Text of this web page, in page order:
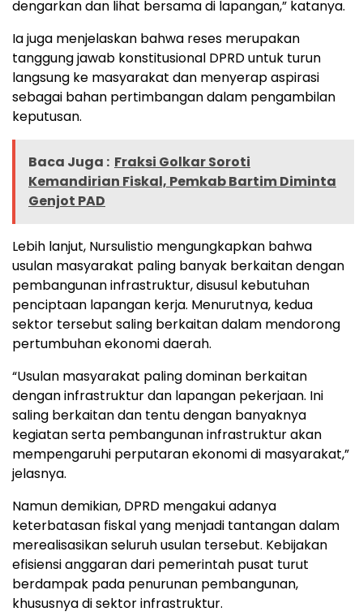
dengarkan dan lihat bersama di lapangan,” katanya.
Ia juga menjelaskan bahwa reses merupakan
tanggung jawab konstitusional DPRD untuk turun
langsung ke masyarakat dan menyerap aspirasi
sebagai bahan pertimbangan dalam pengambilan
keputusan.
Baca Juga : Fraksi Golkar Soroti
Kemandirian Fiskal, Pemkab Bartim Diminta
Genjot PAD
Lebih lanjut, Nursulistio mengungkapkan bahwa
usulan masyarakat paling banyak berkaitan dengan
pembangunan infrastruktur, disusul kebutuhan
penciptaan lapangan kerja. Menurutnya, kedua
sektor tersebut saling berkaitan dalam mendorong
pertumbuhan ekonomi daerah.
“Usulan masyarakat paling dominan berkaitan
dengan infrastruktur dan lapangan pekerjaan. Ini
saling berkaitan dan tentu dengan banyaknya
kegiatan serta pembangunan infrastruktur akan
mempengaruhi perputaran ekonomi di masyarakat,”
jelasnya.
Namun demikian, DPRD mengakui adanya
keterbatasan fiskal yang menjadi tantangan dalam
merealisasikan seluruh usulan tersebut. Kebijakan
efisiensi anggaran dari pemerintah pusat turut
berdampak pada penurunan pembangunan,
khususnya di sektor infrastruktur.